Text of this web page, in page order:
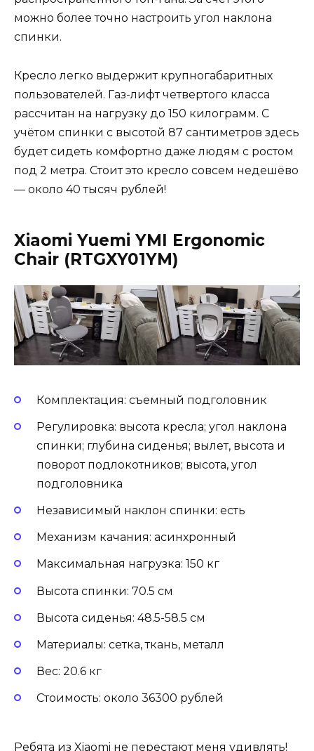
можно более точно настроить угол наклона
спинки.
Кресло легко выдержит крупногабаритных
пользователей. Газ-лифт четвертого класса
рассчитан на нагрузку до 150 килограмм. С
учётом спинки с высотой 87 сантиметров здесь
будет сидеть комфортно даже людям с ростом
под 2 метра. Стоит это кресло совсем недешёво
— около 40 тысяч рублей!
Xiaomi Yuemi YMI Ergonomic
Chair (RTGXY01YM)
Комплектация: съемный подголовник
Регулировка: высота кресла; угол наклона
спинки; глубина сиденья; вылет, высота и
поворот подлокотников; высота, угол
подголовника
Независимый наклон спинки: есть
Механизм качания: асинхронный
Максимальная нагрузка: 150 кг
Высота спинки: 70.5 см
Высота сиденья: 48.5-58.5 см
Материалы: сетка, ткань, металл
Вес: 20.6 кг
Стоимость: около 36300 рублей
Ребята из Xiaomi не перестают меня удивлять!